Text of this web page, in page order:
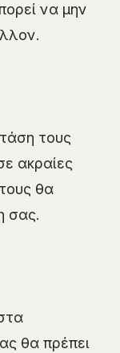
να μην
τους
ακραίες
θα
σας.
θα πρέπει